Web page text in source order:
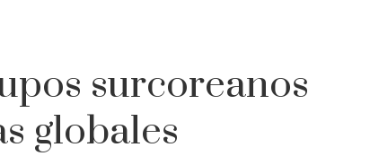
surcoreanos
globales